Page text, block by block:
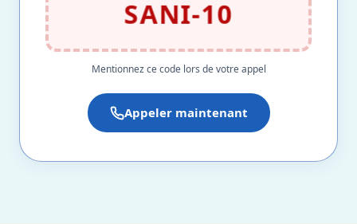
SANI-10
Mentionnez ce code lors de votre appel
Appeler maintenant